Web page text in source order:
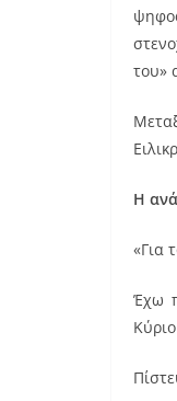
του»
Η
«Για
Έχω